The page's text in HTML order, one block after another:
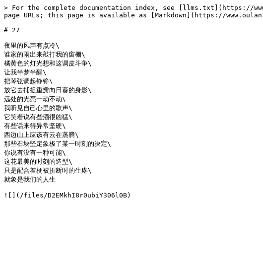
> For the complete documentation index, see [llms.txt](https://
page URLs; this page is available as [Markdown](https://
# 27
夜里的风声有点冷\
谁家的雨出来敲打我的窗棚\
橘黄色的灯光想和这调皮斗争\
让我半梦半醒\
把琴弦调起铮铮\
放它去捕捉重瓣向日葵的身影\
远处的光亮一动不动\
我听见自己心里的歌声\
它笑着说有些酒很凶猛\
有些话来得异常坚硬\
西边山上应该有云在蒸腾\
那些石块坚定象极了某一时刻的决定\
你说有没有一种可能\
这花最美的时刻的造型\
只是配合着梗被折断时的生疼\
就象是我们的人生